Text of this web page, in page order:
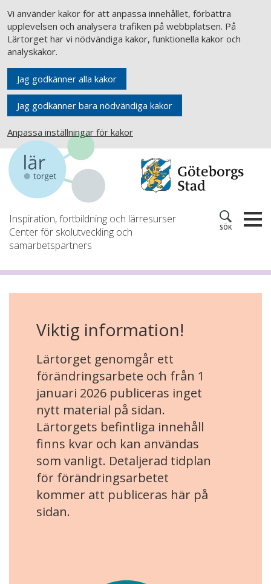
Vi använder kakor för att anpassa innehållet, förbättra
upplevelsen och analysera trafiken på webbplatsen. På
Lärtorget har vi nödvändiga kakor, funktionella kakor och
analyskakor.
Jag godkänner alla kakor
Jag godkänner bara nödvändiga kakor
Anpassa inställningar för kakor
Inspiration, fortbildning och lärresurser
Center för skolutveckling och
samarbetspartners
SÖK
Viktig information!
Lärtorget genomgår ett
förändringsarbete och från 1
januari 2026 publiceras inget
nytt material på sidan.
Lärtorgets befintliga innehåll
finns kvar och kan användas
som vanligt. Detaljerad tidplan
för förändringsarbetet
kommer att publiceras här på
sidan.